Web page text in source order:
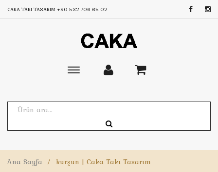
CAKA TAKI TASARIM +90 532 706 65 02
Toggle
Ana Sayfa / kurşun | Caka Takı Tasarım